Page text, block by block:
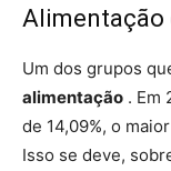
Alimentação
Um dos grupos
alimentação . Em
de 14,09%, o
Isso se deve,